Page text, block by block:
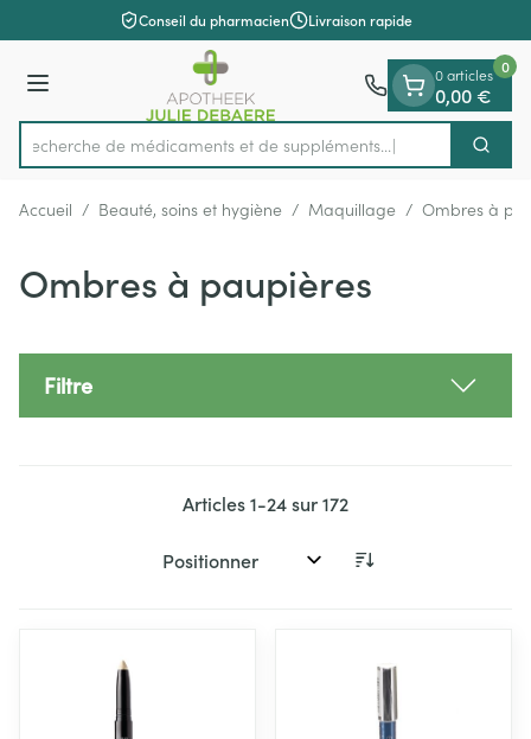
Aller au contenu
1 de 1Conseil du pharmacien Livraison rapide
Menu
Rechercher
Recherche de médicaments et d
0 articles
0,00 €
0
Accueil / Beauté, soins et hygiène / Maquillage / Ombres à
Ombres à paupières
Filtre
Articles1-24sur172
Trier par: